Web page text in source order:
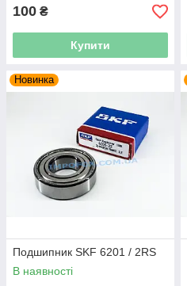
100 ₴
Купити
Новинка
Подшипник SKF 6201 / 2RS
В наявності